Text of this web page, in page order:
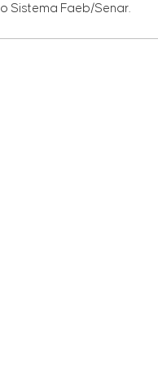
Sistema Faeb/Senar.